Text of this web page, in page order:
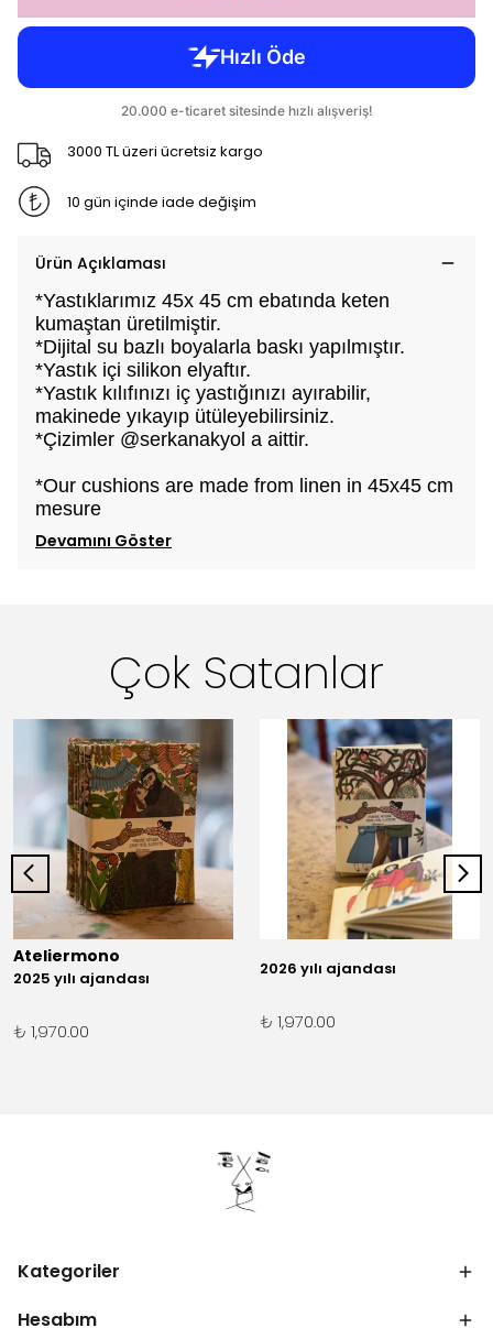
3000 TL üzeri ücretsiz kargo
10 gün içinde iade değişim
Ürün Açıklaması
*Yastıklarımız 45x 45 cm ebatında keten
kumaştan üretilmiştir.
*Dijital su bazlı boyalarla baskı yapılmıştır.
*Yastık içi silikon elyaftır.
*Yastık kılıfınızı iç yastığınızı ayırabilir,
makinede yıkayıp ütüleyebilirsiniz.
*Çizimler @serkanakyol a aittir.
*Our cushions are made from linen in 45x45 cm
mesure
Devamını Göster
Çok Satanlar
Ateliermono
2025 yılı ajandası
₺ 1,970.00
2026 yılı ajandası
₺ 1,970.00
Kategoriler
Hesabım